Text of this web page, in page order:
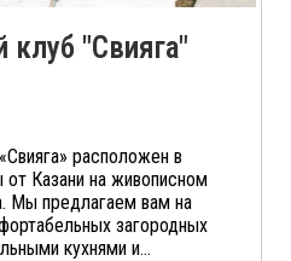
клуб "Свияга"
расположен в
Казани на живописном
Мы предлагаем вам на
загородных
кухнями и...